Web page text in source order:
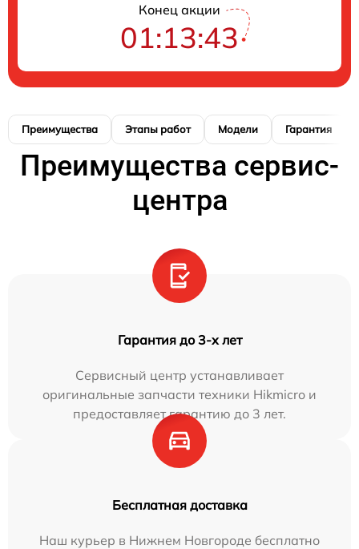
Конец акции
01:13:42
Преимущества Этапы работ Модели Гарантия
Преимущества сервис-
центра
Гарантия до 3-х лет
Сервисный центр устанавливает
оригинальные запчасти техники Hikmicro и
предоставляет гарантию до 3 лет.
Бесплатная доставка
Наш курьер в Нижнем Новгороде бесплатно